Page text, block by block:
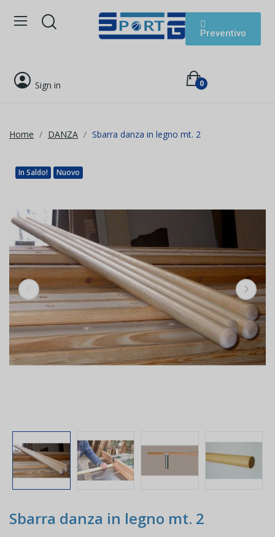
Preventivo
Sign in 0
Home DANZA Sbarra danza in legno mt. 2
In Saldo! Nuovo
Sbarra danza in legno mt. 2